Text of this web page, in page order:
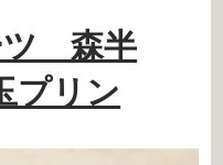
ツ 森半
プリン